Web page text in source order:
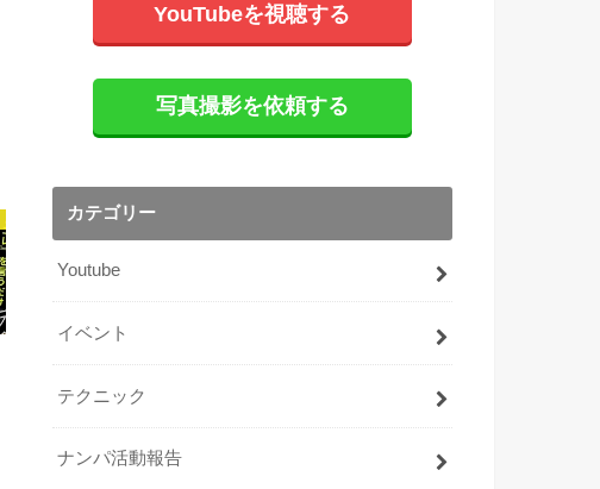
YouTubeを視聴する
写真撮影を依頼する
カテゴリー
Youtube
イベント
テクニック
ナンパ活動報告